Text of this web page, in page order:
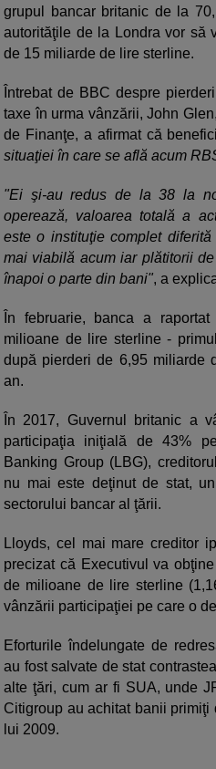
grupul bancar britanic de la
autorităţile de la Londra vor să
de 15 miliarde de lire sterline.
Întrebat de BBC despre
taxe în urma vânzării, John
de Finanţe, a afirmat că
situaţiei în care se află acum
"Ei şi-au redus de la 38 la
operează, valoarea totală a
este o instituţie complet
mai viabilă acum iar plătitorii
înapoi o parte din bani", a
În februarie, banca a
milioane de lire sterline -
după pierderi de 6,95 miliarde
an.
În 2017, Guvernul britanic a
participaţia iniţială de 43%
Banking Group (LBG),
nu mai este deţinut de stat,
sectorului bancar al ţării.
Lloyds, cel mai mare creditor
precizat că Executivul va
de milioane de lire sterline
vânzării participaţiei pe care o
Eforturile îndelungate de
au fost salvate de stat
alte ţări, cum ar fi SUA, unde
Citigroup au achitat banii primiţi
lui 2009.